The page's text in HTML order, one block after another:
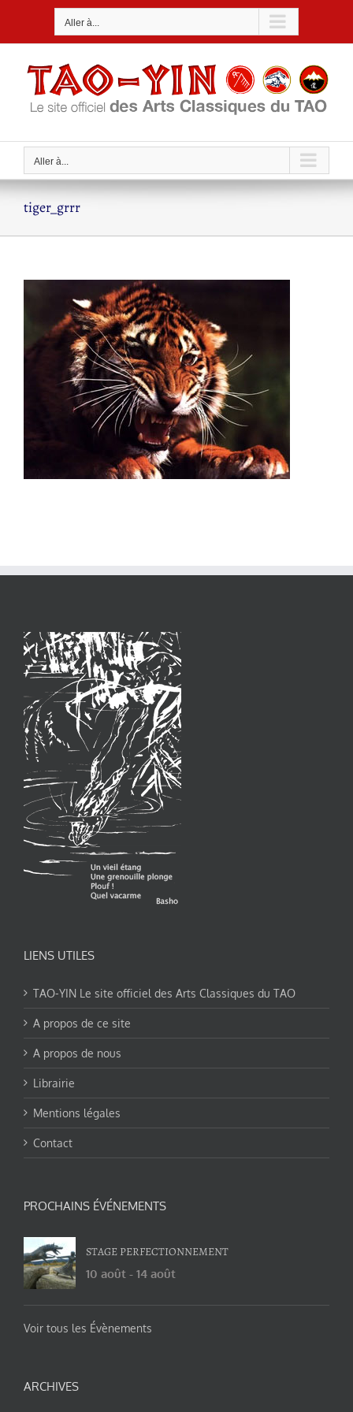
Aller à...
Aller à...
tiger_grrr
LIENS UTILES
TAO-YIN Le site officiel des Arts Classiques du TAO
A propos de ce site
A propos de nous
Librairie
Mentions légales
Contact
PROCHAINS ÉVÉNEMENTS
STAGE PERFECTIONNEMENT
10 août - 14 août
Voir tous les Évènements
ARCHIVES